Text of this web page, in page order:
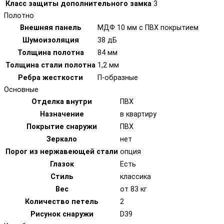
Класс защиты дополнительного замка 3
Полотно
Внешняя панель
МДФ 10 мм с ПВХ покрытием
Шумоизоляция
38 дБ
Толщина полотна
84 мм
Толщина стали полотна 1,2 мм
Ребра жесткости
П-образные
Основные
Отделка внутри
ПВХ
Назначение
в квартиру
Покрытие снаружи
ПВХ
Зеркало
нет
Порог из нержавеющей стали опция
Глазок
Есть
Стиль
классика
Вес
от 83 кг
Количество петель
2
Рисунок снаружи
D39